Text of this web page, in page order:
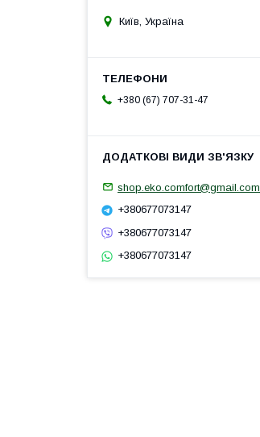
Київ, Україна
+380 (67) 707-31-47
shop.eko.comfort@gmail.com
+380677073147
+380677073147
+380677073147